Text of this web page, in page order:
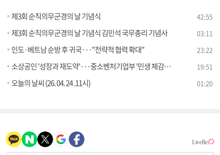
제3회 순직의무군경의 날 기념식 42:55
제3회 순직의무군경의 날 기념식 김민석 국무총리 기념사 03:11
인도·베트남 순방 후 귀국···"전략적 협력 확대" 23:22
소상공인 '성장과 재도약'···중소벤처기업부 '민생 체감' 정책은? 19:51
오늘의 날씨 (26. 04. 24 .11시) 01:20